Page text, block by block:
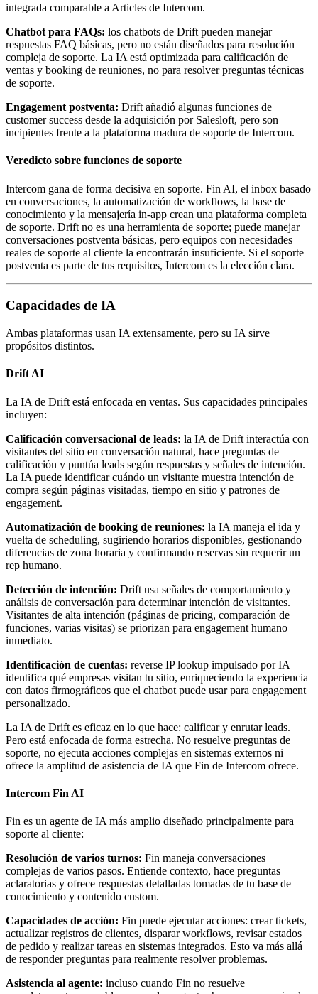
integrada comparable a Articles de Intercom.
Chatbot para FAQs: los chatbots de Drift pueden manejar
respuestas FAQ básicas, pero no están diseñados para resolución
compleja de soporte. La IA está optimizada para calificación de
ventas y booking de reuniones, no para resolver preguntas técnicas
de soporte.
Engagement postventa: Drift añadió algunas funciones de
customer success desde la adquisición por Salesloft, pero son
incipientes frente a la plataforma madura de soporte de Intercom.
Veredicto sobre funciones de soporte
Intercom gana de forma decisiva en soporte. Fin AI, el inbox basado
en conversaciones, la automatización de workflows, la base de
conocimiento y la mensajería in-app crean una plataforma completa
de soporte. Drift no es una herramienta de soporte; puede manejar
conversaciones postventa básicas, pero equipos con necesidades
reales de soporte al cliente la encontrarán insuficiente. Si el soporte
postventa es parte de tus requisitos, Intercom es la elección clara.
Capacidades de IA
Ambas plataformas usan IA extensamente, pero su IA sirve
propósitos distintos.
Drift AI
La IA de Drift está enfocada en ventas. Sus capacidades principales
incluyen:
Calificación conversacional de leads: la IA de Drift interactúa con
visitantes del sitio en conversación natural, hace preguntas de
calificación y puntúa leads según respuestas y señales de intención.
La IA puede identificar cuándo un visitante muestra intención de
compra según páginas visitadas, tiempo en sitio y patrones de
engagement.
Automatización de booking de reuniones: la IA maneja el ida y
vuelta de scheduling, sugiriendo horarios disponibles, gestionando
diferencias de zona horaria y confirmando reservas sin requerir un
rep humano.
Detección de intención: Drift usa señales de comportamiento y
análisis de conversación para determinar intención de visitantes.
Visitantes de alta intención (páginas de pricing, comparación de
funciones, varias visitas) se priorizan para engagement humano
inmediato.
Identificación de cuentas: reverse IP lookup impulsado por IA
identifica qué empresas visitan tu sitio, enriqueciendo la experiencia
con datos firmográficos que el chatbot puede usar para engagement
personalizado.
La IA de Drift es eficaz en lo que hace: calificar y enrutar leads.
Pero está enfocada de forma estrecha. No resuelve preguntas de
soporte, no ejecuta acciones complejas en sistemas externos ni
ofrece la amplitud de asistencia de IA que Fin de Intercom ofrece.
Intercom Fin AI
Fin es un agente de IA más amplio diseñado principalmente para
soporte al cliente:
Resolución de varios turnos: Fin maneja conversaciones
complejas de varios pasos. Entiende contexto, hace preguntas
aclaratorias y ofrece respuestas detalladas tomadas de tu base de
conocimiento y contenido custom.
Capacidades de acción: Fin puede ejecutar acciones: crear tickets,
actualizar registros de clientes, disparar workflows, revisar estados
de pedido y realizar tareas en sistemas integrados. Esto va más allá
de responder preguntas para realmente resolver problemas.
Asistencia al agente: incluso cuando Fin no resuelve